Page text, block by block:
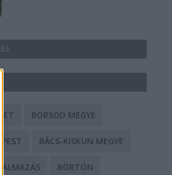
BORSOD MEGYE
BÁCS-KISKUN MEGYE
BÖRTÖN